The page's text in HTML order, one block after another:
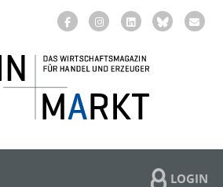
LOGIN